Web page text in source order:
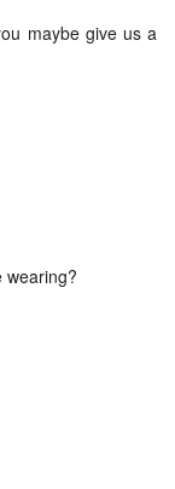
maybe give us a
wearing?